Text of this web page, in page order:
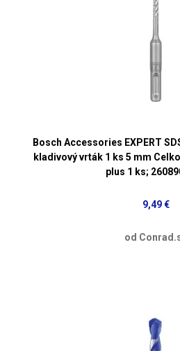
Bosch Accessories EXPERT
kladivový vrták 1 ks 5 mm
plus 1 ks;
9,49 €
od